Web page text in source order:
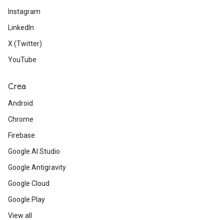
Instagram
LinkedIn
X (Twitter)
YouTube
Crea
Android
Chrome
Firebase
Google AI Studio
Google Antigravity
Google Cloud
Google Play
View all